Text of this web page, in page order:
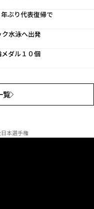
ぶり代表復帰で
水泳へ出発
ダル１０個
覧
本選手権